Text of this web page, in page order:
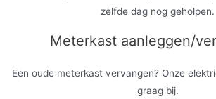
zelfde dag nog geholpen.
Meterkast aanleggen/
Een oude meterkast vervangen? Onze
graag bij.